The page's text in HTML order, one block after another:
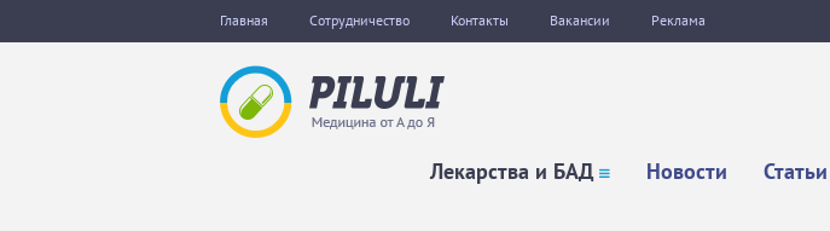
Главная Сотрудничество Контакты Вакансии Реклама
Лекарства и БАД Новости Статьи